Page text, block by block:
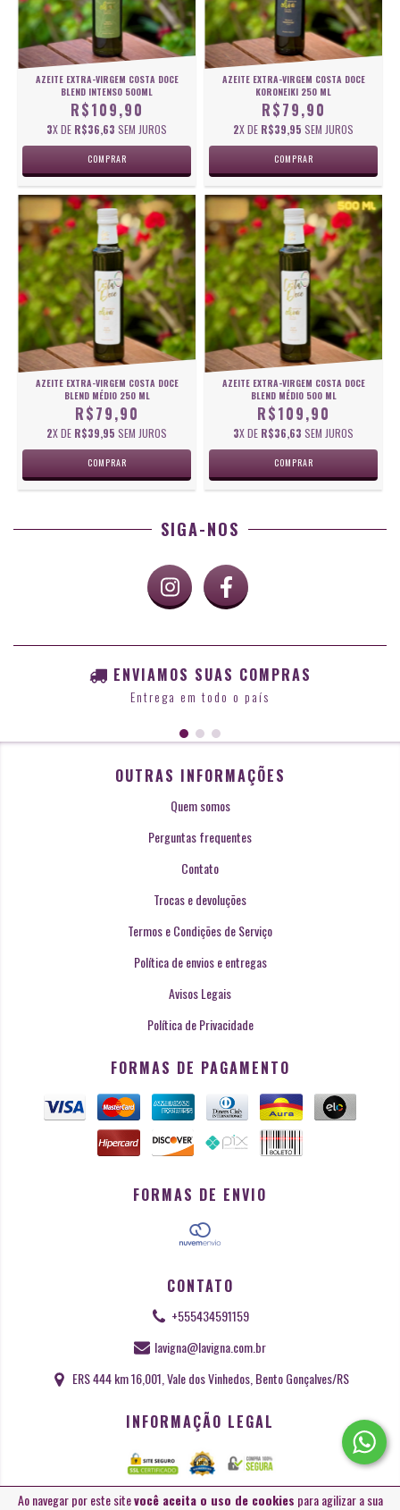
Ao navegar por este sitevocê aceita o uso de cookies para agilizar a sua
AZEITE EXTRA-VIRGEM COSTA DOCE
BLEND INTENSO 500ML
R$109,90
3X DE R$36,63 SEM JUROS
AZEITE EXTRA-VIRGEM COSTA DOCE
KORONEIKI 250 ML
R$79,90
2X DE R$39,95 SEM JUROS
AZEITE EXTRA-VIRGEM COSTA DOCE
BLEND MÉDIO 250 ML
R$79,90
2X DE R$39,95 SEM JUROS
AZEITE EXTRA-VIRGEM COSTA DOCE
BLEND MÉDIO 500 ML
R$109,90
3X DE R$36,63 SEM JUROS
SIGA-NOS
ENVIAMOS SUAS COMPRAS
Entrega em todo o país
OUTRAS INFORMAÇÕES
Quem somos
Perguntas frequentes
Contato
Trocas e devoluções
Termos e Condições de Serviço
Política de envios e entregas
Avisos Legais
Política de Privacidade
FORMAS DE PAGAMENTO
FORMAS DE ENVIO
CONTATO
+555434591159
lavigna@lavigna.com.br
ERS 444 km 16,001, Vale dos Vinhedos, Bento Gonçalves/RS
INFORMAÇÃO LEGAL